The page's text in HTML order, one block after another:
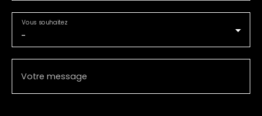
-
Vous souhaitez
Votre message